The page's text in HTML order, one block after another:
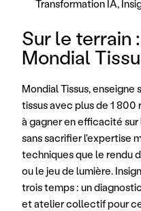
Transformation IA,
Sur le terrain
Mondial
Mondial Tissus,
tissus avec plus de 1
à gagner en efficacité
sans sacrifier l'expertise
techniques que le rendu
ou le jeu de lumière.
trois temps : un
et atelier collectif pour